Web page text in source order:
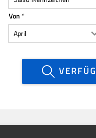
Von